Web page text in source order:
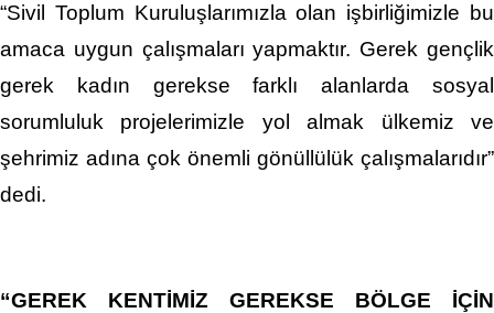
“Sivil Toplum Kuruluşlarımızla olan işbirliğimizle bu
amaca uygun çalışmaları yapmaktır. Gerek gençlik
gerek kadın gerekse farklı alanlarda sosyal
sorumluluk projelerimizle yol almak ülkemiz ve
şehrimiz adına çok önemli gönüllülük çalışmalarıdır”
dedi.
“GEREK KENTİMİZ GEREKSE BÖLGE İÇİN